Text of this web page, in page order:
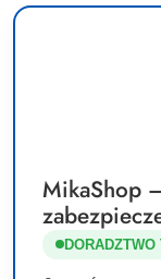
MikaShop